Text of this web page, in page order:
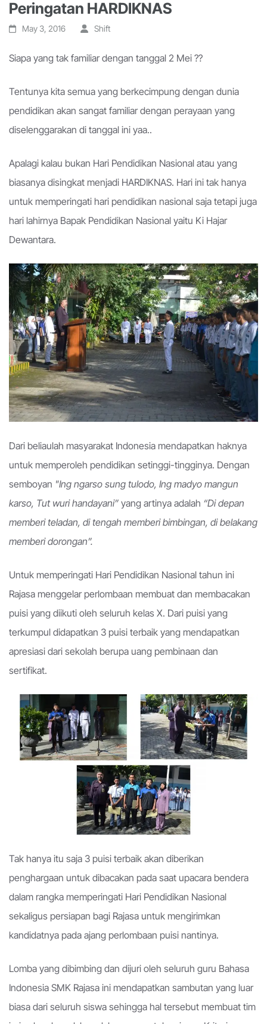
Peringatan HARDIKNAS
May 3, 2016 Shift
Siapa yang tak familiar dengan tanggal 2 Mei ??
Tentunya kita semua yang berkecimpung dengan dunia
pendidikan akan sangat familiar dengan perayaan yang
diselenggarakan di tanggal ini yaa..
Apalagi kalau bukan Hari Pendidikan Nasional atau yang
biasanya disingkat menjadi HARDIKNAS. Hari ini tak hanya
untuk memperingati hari pendidikan nasional saja tetapi juga
hari lahirnya Bapak Pendidikan Nasional yaitu Ki Hajar
Dewantara.
Dari beliaulah masyarakat Indonesia mendapatkan haknya
untuk memperoleh pendidikan setinggi-tingginya. Dengan
semboyan "Ing ngarso sung tulodo, Ing madyo mangun
karso, Tut wuri handayani” yang artinya adalah “Di depan
memberi teladan, di tengah memberi bimbingan, di belakang
memberi dorongan”.
Untuk memperingati Hari Pendidikan Nasional tahun ini
Rajasa menggelar perlombaan membuat dan membacakan
puisi yang diikuti oleh seluruh kelas X. Dari puisi yang
terkumpul didapatkan 3 puisi terbaik yang mendapatkan
apresiasi dari sekolah berupa uang pembinaan dan
sertifikat.
Tak hanya itu saja 3 puisi terbaik akan diberikan
penghargaan untuk dibacakan pada saat upacara bendera
dalam rangka memperingati Hari Pendidikan Nasional
sekaligus persiapan bagi Rajasa untuk mengirimkan
kandidatnya pada ajang perlombaan puisi nantinya.
Lomba yang dibimbing dan dijuri oleh seluruh guru Bahasa
Indonesia SMK Rajasa ini mendapatkan sambutan yang luar
biasa dari seluruh siswa sehingga hal tersebut membuat tim